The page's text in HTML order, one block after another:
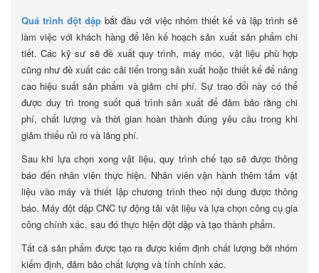
Quá trình đột dậpbắt đầu với việc nhóm thiết kế và lập trình sẽ
làm việc với khách hàng để lên kế hoạch sản xuất sản phẩm chi
tiết. Các kỹ sư sẽ đề xuất quy trình, máy móc, vật liệu phù hợp
cũng như đề xuất các cải tiến trong sản xuất hoặc thiết kế để nâng
cao hiệu suất sản phẩm và giảm chi phí. Sự trao đổi này có thể
được duy trì trong suốt quá trình sản xuất để đảm bảo rằng chi
phí, chất lượng và thời gian hoàn thành đúng yêu cầu trong khi
giảm thiểu rủi ro và lãng phí.
Sau khi lựa chọn xong vật liệu, quy trình chế tạo sẽ được thông
báo đến nhân viên thực hiện. Nhân viên vận hành thêm tấm vật
liệu vào máy và thiết lập chương trình theo nội dung được thông
báo. Máy đột dập CNC tự động tải vật liệu và lựa chọn công cụ gia
công chính xác, sau đó thực hiện đột dập và tạo thành phẩm.
Tất cả sản phẩm được tạo ra được kiểm định chất lượng bởi nhóm
kiểm định, đảm bảo chất lượng và tính chính xác.